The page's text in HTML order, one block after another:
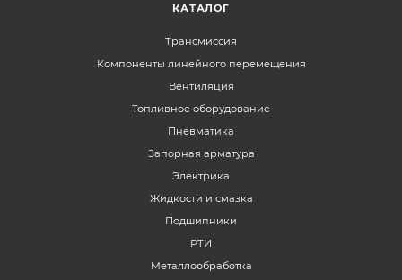
КАТАЛОГ
Трансмиссия
Компоненты линейного перемещения
Вентиляция
Топливное оборудование
Пневматика
Запорная арматура
Электрика
Жидкости и смазка
Подшипники
РТИ
Металлообработка